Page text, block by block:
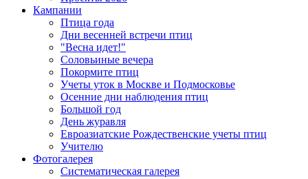
Кампании
Птица года
Дни весенней встречи птиц
"Весна идет!"
Соловьиные вечера
Покормите птиц
Учеты уток в Москве и Подмосковье
Осенние дни наблюдения птиц
Большой год
День журавля
Евроазиатские Рождественские учеты птиц
Учителю
Фотогалерея
Систематическая галерея